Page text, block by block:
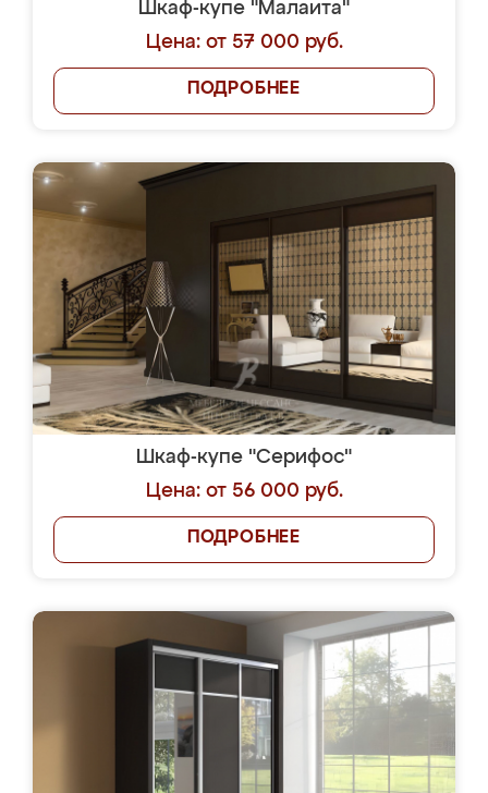
Шкаф-купе "Малаита"
Цена: от 57 000 руб.
ПОДРОБНЕЕ
Шкаф-купе "Серифос"
Цена: от 56 000 руб.
ПОДРОБНЕЕ